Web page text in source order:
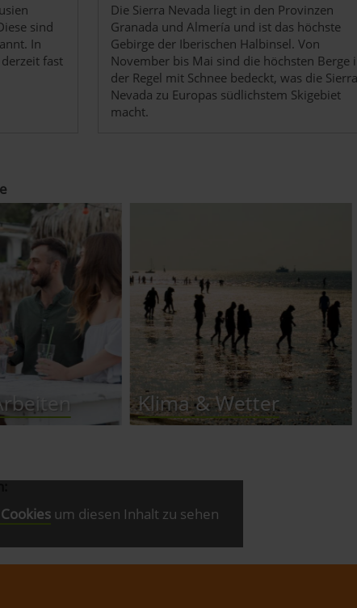
|Impressum
sind
In
fast
Die Sierra Nevada liegt in den Provinzen
Granada und Almería und ist das höchste
Gebirge der Iberischen Halbinsel. Von
November bis Mai sind die höchsten Berge
der Regel mit Schnee bedeckt, was die Sierra
Nevada zu Europas südlichstem Skigebiet
macht.
Klima & Wetter Geschichte
um diesen Inhalt zu sehen